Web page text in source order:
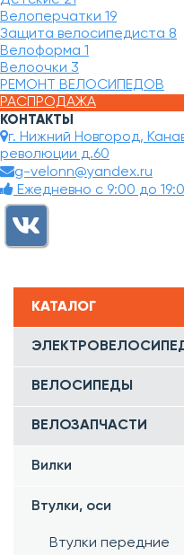
Велоперчатки 19
Защита велосипедиста 8
Велоформа 1
Велоочки 3
РЕМОНТ ВЕЛОСИПЕДОВ
РАСПРОДАЖА
КОНТАКТЫ
г. Нижний Новгород,
революции д.60
g-velonn@yandex.ru
Ежедневно с 9:00 до
КАТАЛОГ
ВЕЛОСИПЕДЫ
ВЕЛОЗАПЧАСТИ
Вилки
Втулки, оси
Втулки передние